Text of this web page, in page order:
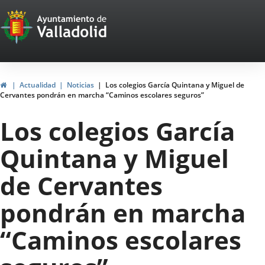
Portal
Web
del
Ayuntamiento
de
Valladolid
HomeActualidad Noticias
Los colegios García Quintana y Miguel de
Cervantes pondrán en marcha “Caminos escolares seguros”
Los colegios García
Quintana y Miguel
de Cervantes
pondrán en marcha
“Caminos escolares